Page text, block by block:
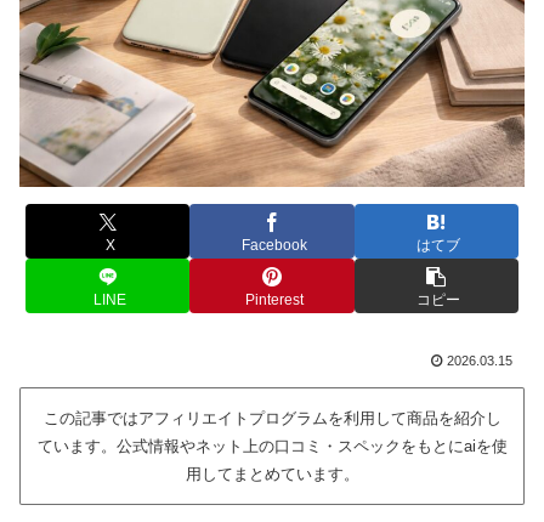
X Facebook はてブ
LINE Pinterest コピー
2026.03.15
この記事ではアフィリエイトプログラムを利用して商品を紹介し
ています。公式情報やネット上の口コミ・スペックをもとにaiを使
用してまとめています。